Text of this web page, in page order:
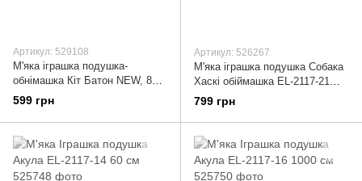
Артикул: 529108
М'яка іграшка подушка-
обнімашка Кіт Батон NEW, 85
см, плюшевий, Сірий
599 грн
Артикул: 526267
М'яка іграшка подушка Собака
Хаскі обіймашка EL-2117-21
130 см Сірий
799 грн